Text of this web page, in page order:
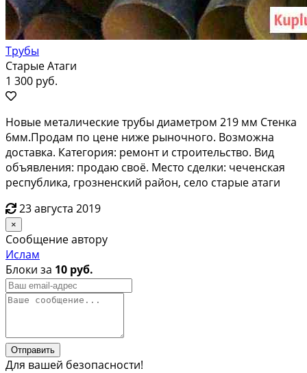
Трубы
Старые Атаги
1 300 руб.
Новые металические трубы диаметром 219 мм Стенка
6мм.Продам по цене ниже рыночного. Возможна
доставка. Категория: ремонт и строительство. Вид
объявления: продаю своё. Место сделки: чеченская
республика, грозненский район, село старые атаги
23 августа 2019
×
Сообщение автору
Ислам
Блоки за 10 руб.
Отправить
Для вашей безопасности!